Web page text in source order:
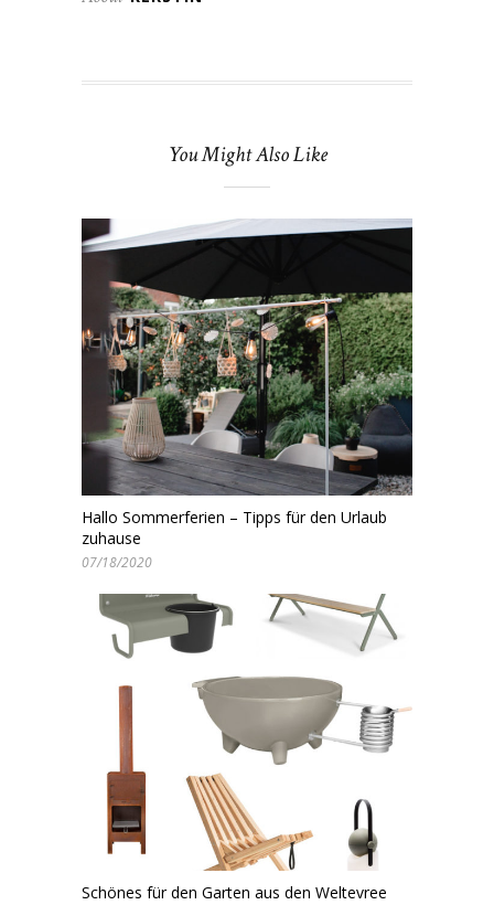
You Might Also Like
Hallo Sommerferien – Tipps für den Urlaub
zuhause
07/18/2020
Schönes für den Garten aus den Weltevree